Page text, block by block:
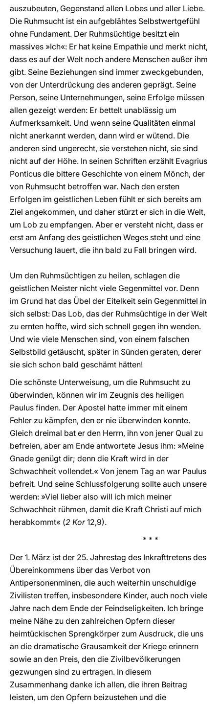
auszubeuten, Gegenstand allen Lobes und aller Liebe.
Die Ruhmsucht ist ein aufgeblähtes Selbstwertgefühl
ohne Fundament. Der Ruhmsüchtige besitzt ein
massives »Ich«: Er hat keine Empathie und merkt nicht,
dass es auf der Welt noch andere Menschen außer ihm
gibt. Seine Beziehungen sind immer zweckgebunden,
von der Unterdrückung des anderen geprägt. Seine
Person, seine Unternehmungen, seine Erfolge müssen
allen gezeigt werden: Er bettelt unablässig um
Aufmerksamkeit. Und wenn seine Qualitäten einmal
nicht anerkannt werden, dann wird er wütend. Die
anderen sind ungerecht, sie verstehen nicht, sie sind
nicht auf der Höhe. In seinen Schriften erzählt Evagrius
Ponticus die bittere Geschichte von einem Mönch, der
von Ruhmsucht betroffen war. Nach den ersten
Erfolgen im geistlichen Leben fühlt er sich bereits am
Ziel angekommen, und daher stürzt er sich in die Welt,
um Lob zu empfangen. Aber er versteht nicht, dass er
erst am Anfang des geistlichen Weges steht und eine
Versuchung lauert, die ihn bald zu Fall bringen wird.
Um den Ruhmsüchtigen zu heilen, schlagen die
geistlichen Meister nicht viele Gegenmittel vor. Denn
im Grund hat das Übel der Eitelkeit sein Gegenmittel in
sich selbst: Das Lob, das der Ruhmsüchtige in der Welt
zu ernten hoffte, wird sich schnell gegen ihn wenden.
Und wie viele Menschen sind, von einem falschen
Selbstbild getäuscht, später in Sünden geraten, derer
sie sich schon bald geschämt hätten!
Die schönste Unterweisung, um die Ruhmsucht zu
überwinden, können wir im Zeugnis des heiligen
Paulus finden. Der Apostel hatte immer mit einem
Fehler zu kämpfen, den er nie überwinden konnte.
Gleich dreimal bat er den Herrn, ihn von jener Qual zu
befreien, aber am Ende antwortete Jesus ihm: »Meine
Gnade genügt dir; denn die Kraft wird in der
Schwachheit vollendet.« Von jenem Tag an war Paulus
befreit. Und seine Schlussfolgerung sollte auch unsere
werden: »Viel lieber also will ich mich meiner
Schwachheit rühmen, damit die Kraft Christi auf mich
herabkommt« (2 Kor12,9).
* * *
Der 1. März ist der 25. Jahrestag des Inkrafttretens des
Übereinkommens über das Verbot von
Antipersonenminen, die auch weiterhin unschuldige
Zivilisten treffen, insbesondere Kinder, auch noch viele
Jahre nach dem Ende der Feindseligkeiten. Ich bringe
meine Nähe zu den zahlreichen Opfern dieser
heimtückischen Sprengkörper zum Ausdruck, die uns
an die dramatische Grausamkeit der Kriege erinnern
sowie an den Preis, den die Zivilbevölkerungen
gezwungen sind zu ertragen. In diesem
Zusammenhang danke ich allen, die ihren Beitrag
leisten, um den Opfern beizustehen und die